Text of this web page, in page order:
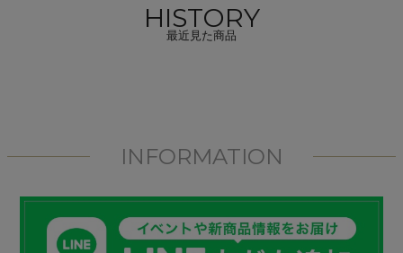
HISTORY
最近見た商品
INFORMATION